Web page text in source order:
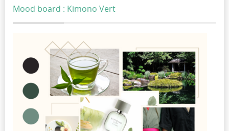
Mood board : Kimono Vert